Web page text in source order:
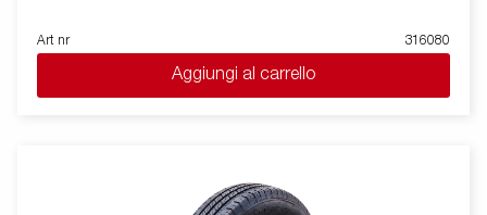
Art nr 316080
Aggiungi al carrello